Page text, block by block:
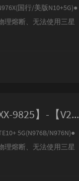
国行/美版N10+5G)●
理熔断、无法使用三星
【极光ROM】-【三星NOTE10/NOTE10+/5G N97XX-9825】-【V20.0 Android-S-VGA】
5G(N976B/N976N)●
理熔断、无法使用三星